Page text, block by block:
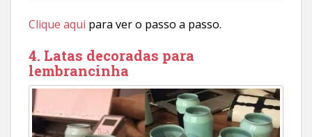
Clique aqui para ver o passo a passo.
4. Latas decoradas para
lembrancinha